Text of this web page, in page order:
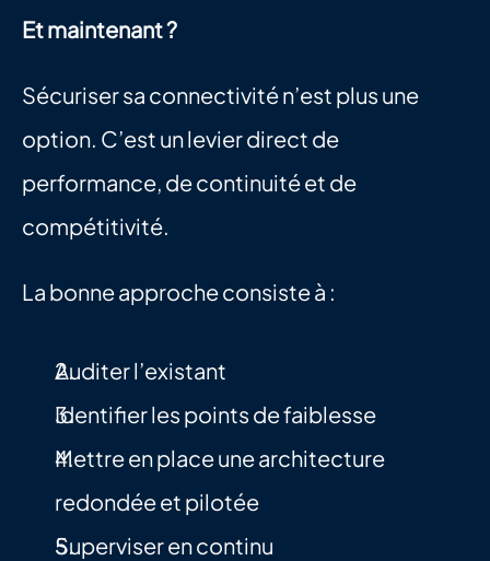
Et maintenant ?
Sécuriser sa connectivité n’est plus une
option. C’est un levier direct de
performance, de continuité et de
compétitivité.
La bonne approche consiste à :
Auditer l’existant
Identifier les points de faiblesse
Mettre en place une architecture
redondée et pilotée
Superviser en continu